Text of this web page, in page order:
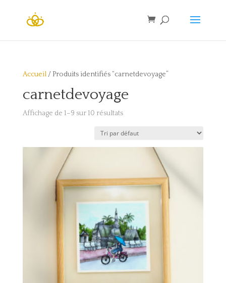
Accueil/ Produits identifiés “carnetdevoyage”
carnetdevoyage
Affichage de 1–9 sur 10 résultats